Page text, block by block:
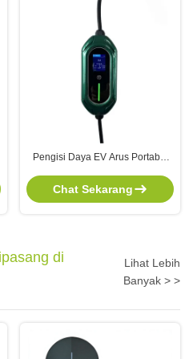
Pengisi Daya EV Arus Portabel
dengan Integrasi OCPP1.6J dan
Panjang Laras Senapan 5M
Chat Sekarang
di
Lihat Lebih
Banyak > >